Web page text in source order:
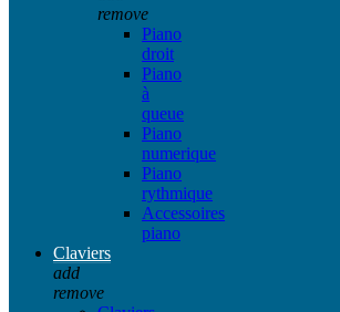
remove
Piano
droit
Piano
à
queue
Piano
numerique
Piano
rythmique
Accessoires
piano
Claviers
add
remove